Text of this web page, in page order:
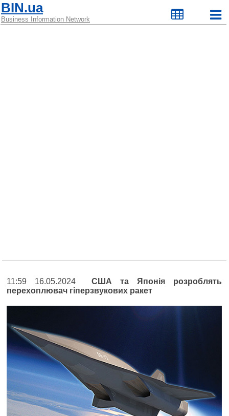
BIN.ua
Business Information Network
11:59 16.05.2024США та Японія розроблять
перехоплювач гіперзвукових ракет